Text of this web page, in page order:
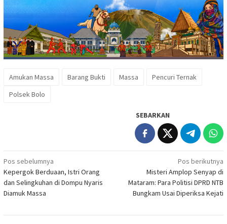
Amukan Massa Barang Bukti Massa
Pencuri Ternak
Polsek Bolo
SEBARKAN
Navigasi
pos
Pos sebelumnya
Kepergok Berduaan, Istri Orang
dan Selingkuhan di Dompu Nyaris
Diamuk Massa
Pos berikutnya
Misteri Amplop Senyap di
Mataram: Para Politisi DPRD NTB
Bungkam Usai Diperiksa Kejati